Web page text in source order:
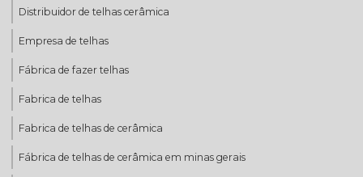
Distribuidor de telhas cerâmica
Empresa de telhas
Fábrica de fazer telhas
Fabrica de telhas
Fabrica de telhas de cerâmica
Fábrica de telhas de cerâmica em minas gerais